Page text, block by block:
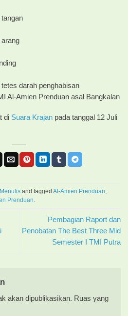
darah penghabisan
Al-Amien Prenduan asal Bangkalan
di Suara Krajan pada tanggal 12 Juli
and tagged Al-Amien Prenduan
Prenduan
Pembagian Raport dan
Penobatan The Best Three Mid
Semester I TMI Putra
akan dipublikasikan. Ruas yang